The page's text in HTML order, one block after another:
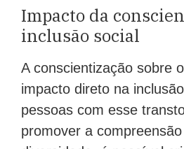
Impacto da
inclusão social
A conscientização sobre
impacto direto na
pessoas com esse
promover a